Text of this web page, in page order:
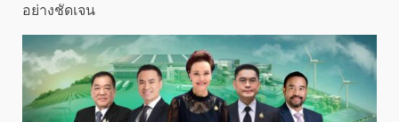
อย่างชัดเจน